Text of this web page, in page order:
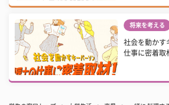
将来を考える
社会を動か
仕事に密着取